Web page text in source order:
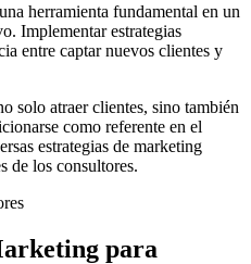
herramienta fundamental en un
Implementar estrategias
entre captar nuevos clientes y
solo atraer clientes, sino también
como referente en el
estrategias de marketing
de los consultores.
para